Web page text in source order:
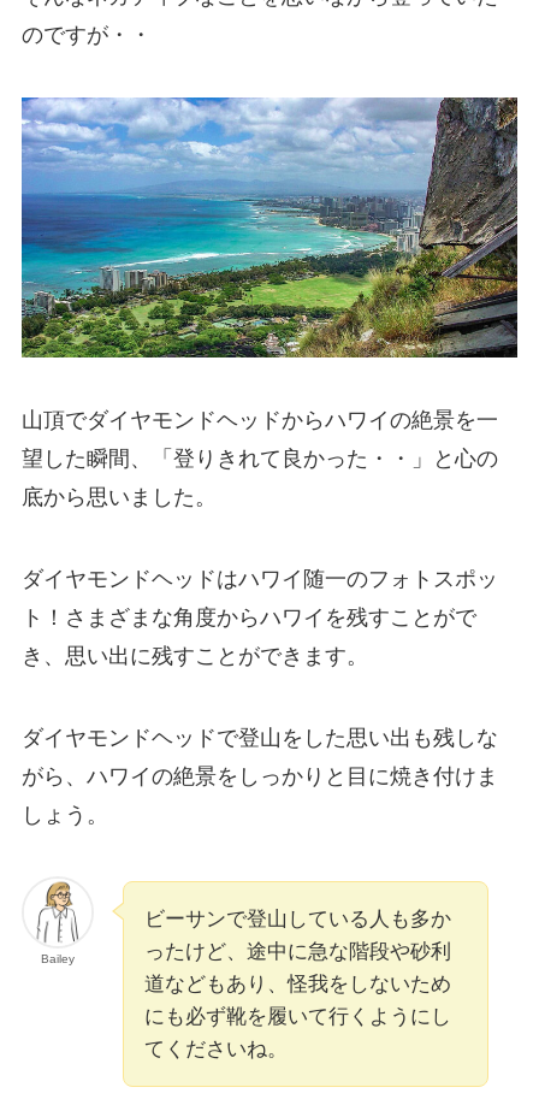
のですが・・
山頂でダイヤモンドヘッドからハワイの絶景を一
望した瞬間、「登りきれて良かった・・」と心の
底から思いました。
ダイヤモンドヘッドはハワイ随一のフォトスポッ
ト！さまざまな角度からハワイを残すことがで
き、思い出に残すことができます。
ダイヤモンドヘッドで登山をした思い出も残しな
がら、ハワイの絶景をしっかりと目に焼き付けま
しょう。
Bailey
ビーサンで登山している人も多か
ったけど、途中に急な階段や砂利
道などもあり、怪我をしないため
にも必ず靴を履いて行くようにし
てくださいね。